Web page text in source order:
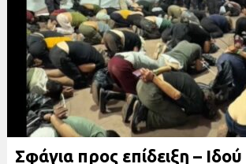
Σφάγια προς επίδειξη –